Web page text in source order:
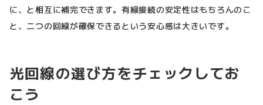
に、と相互に補完できます。有線接続の安定性はもちろんのこ
と、二つの回線が確保できるという安心感は大きいです。
光回線の選び方をチェックしてお
こう